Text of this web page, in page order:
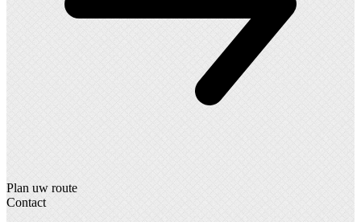
Plan uw route
Contact